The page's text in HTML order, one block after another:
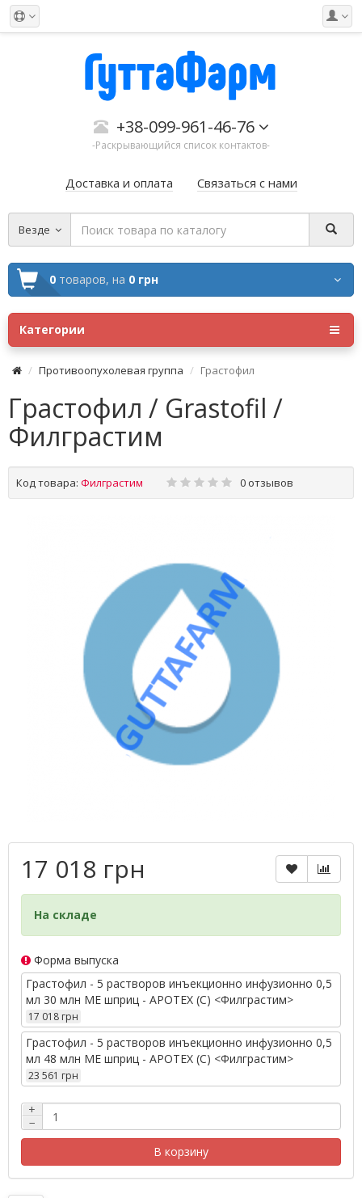
+38-099-961-46-76
-Раскрывающийся список контактов-
Доставка и оплата Связаться с нами
Везде
0 товаров, на 0 грн
Категории
Противоопухолевая группа Грастофил
Грастофил / Grastofil /
Филграстим
Код товара: Филграстим 0 отзывов
17 018 грн
На складе
Форма выпуска
Грастофил - 5 растворов инъекционно инфузионно 0,5
мл 30 млн МЕ шприц - APOTEX (С) <Филграстим>
17 018 грн
Грастофил - 5 растворов инъекционно инфузионно 0,5
мл 48 млн МЕ шприц - APOTEX (С) <Филграстим>
23 561 грн
+
−
В корзину